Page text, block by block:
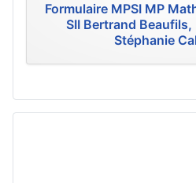
Formulaire MPSI MP
SII Bertrand
Stéphanie